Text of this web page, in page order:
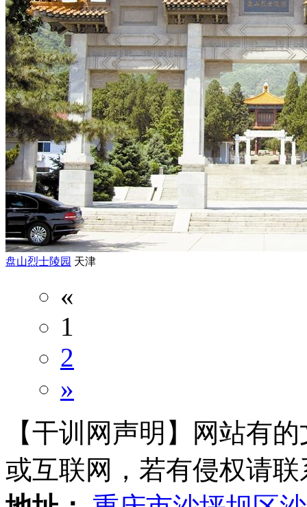
盘山烈士陵园 天津
«
1
2
»
【干训网声明】网站有
或互联网，若有侵权请联